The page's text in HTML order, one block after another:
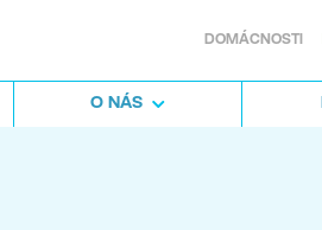
DOMÁCNOSTI
O NÁS